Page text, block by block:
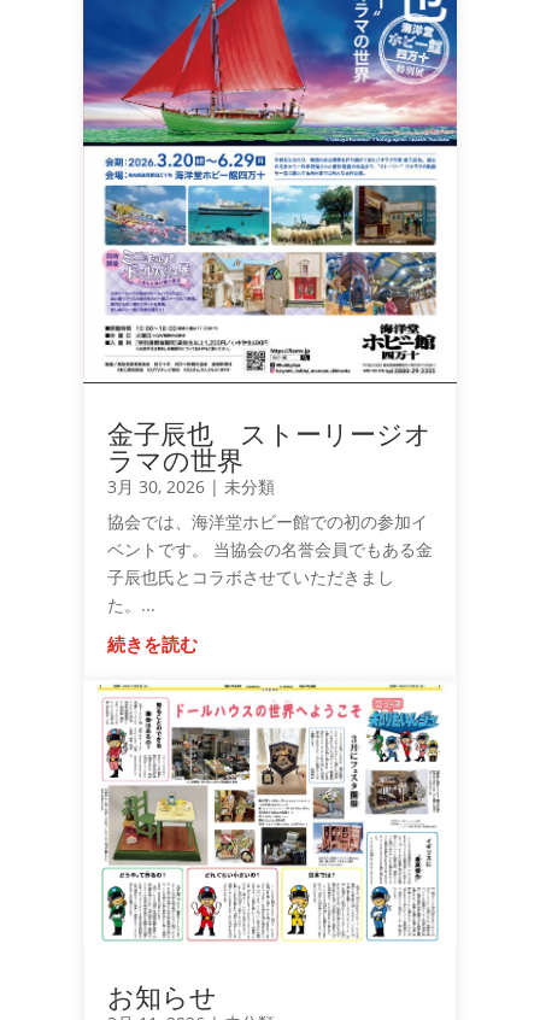
金子辰也 ストーリージオ
ラマの世界
3月 30, 2026| 未分類
協会では、海洋堂ホビー館での初の参加イ
ベントです。 当協会の名誉会員でもある金
子辰也氏とコラボさせていただきまし
た。...
続きを読む
お知らせ